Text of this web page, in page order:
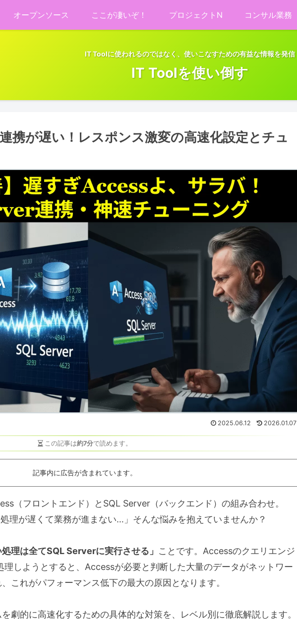
IT Toolに使われるのではなく、使いこなすための有益な情報を発信
IT Toolを使い倒す
オープンソース ここが凄いぞ！ プロジェクトN コンサル業務
携が遅い！レスポンス激変の高速化設定とチュ
2025.06.12 2026.01.07
この記事は約7分で読めます。
記事内に広告が含まれています。
（フロントエンド）とSQL Server（バックエンド）の組み合わせ。
理が遅くて業務が進まない…」そんな悩みを抱えていませんか？
処理は全てSQL Serverに実行させる」 ことです。Accessのクエリエンジ
しようとすると、Accessが必要と判断した大量のデータがネットワー
これがパフォーマンス低下の最大の原因となります。
劇的に高速化するための具体的な対策を、レベル別に徹底解説します。